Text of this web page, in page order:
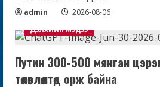
admin
2026-08-06
Дэлхийн мэдээ
Путин 300-500 мянган
төлөвлөлтөд орж байна